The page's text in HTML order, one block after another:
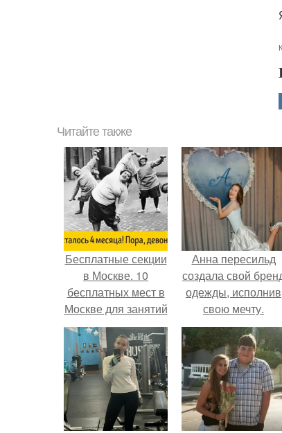
Читайте также
Бесплатные секции
в Москве. 10
бесплатных мест в
Москве для занятий
спортом.
Анна пересильд
создала свой
одежды, исполнив
свою мечту.